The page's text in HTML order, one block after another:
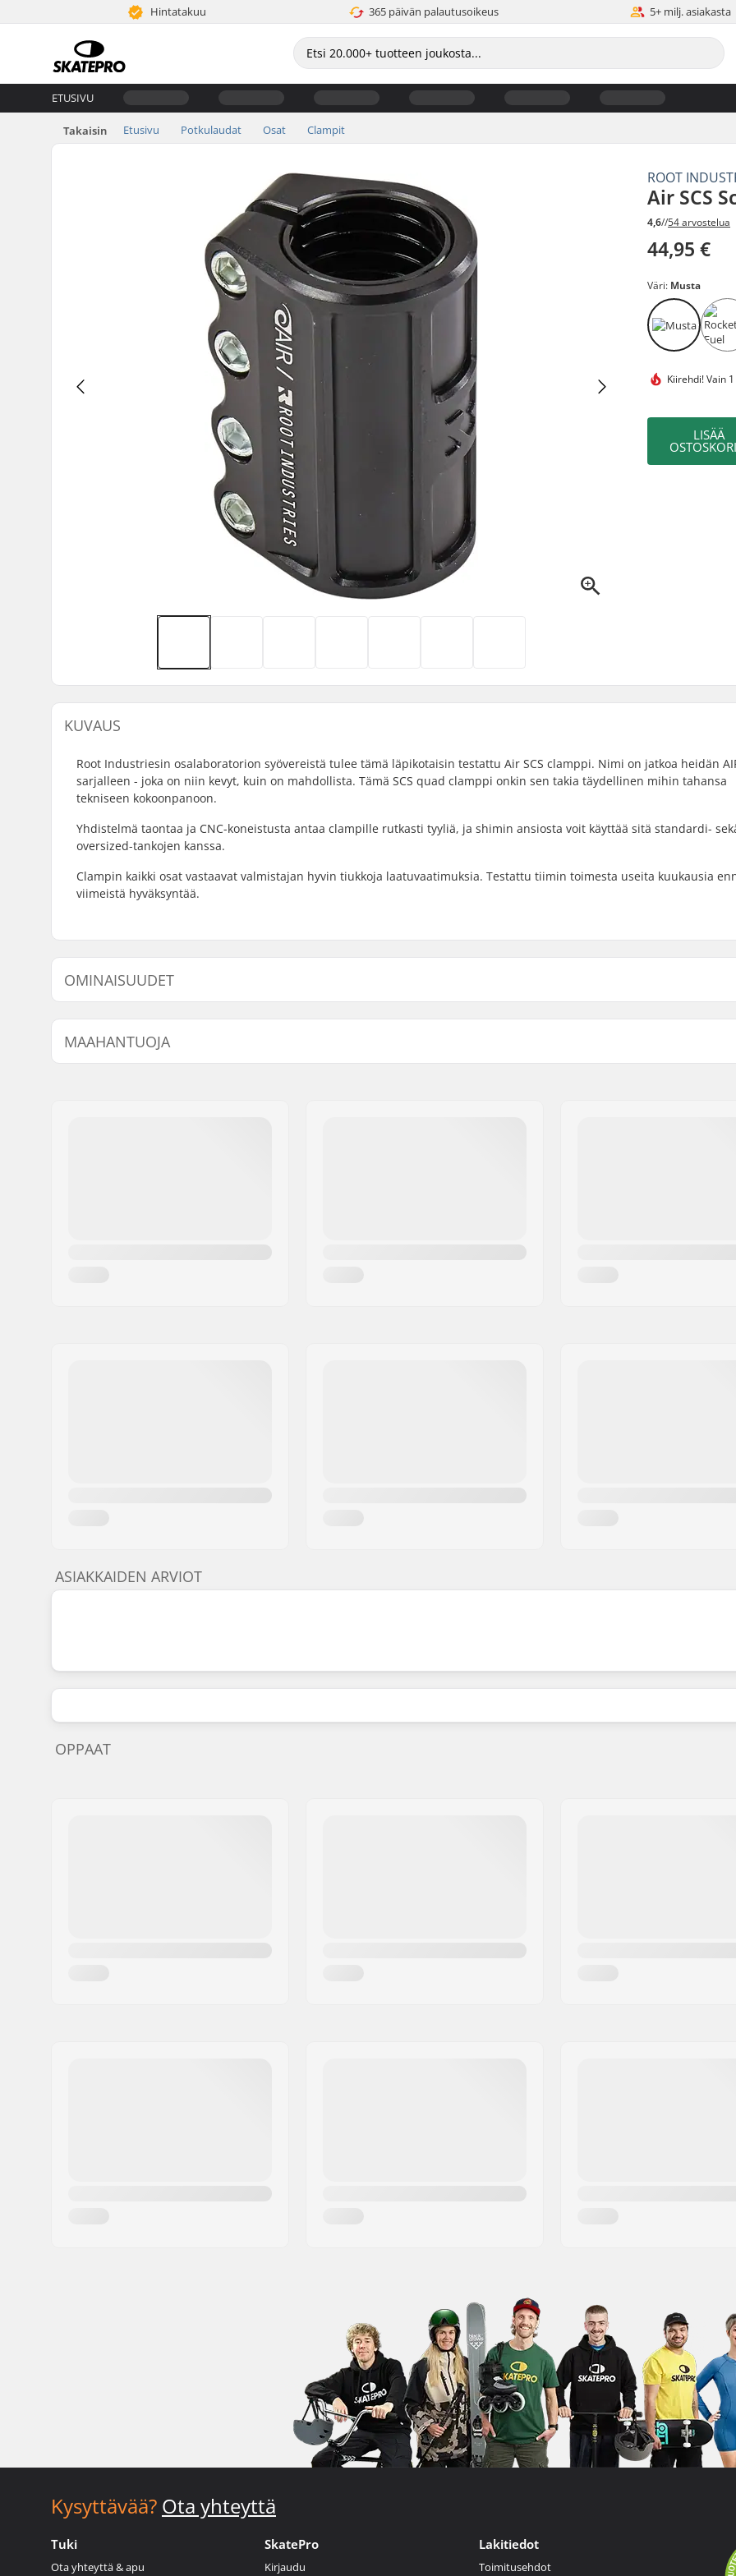
Hintatakuu 365 päivän palautusoikeus 5+ milj. asiakasta
ETUSIVU
Takaisin Etusivu Potkulaudat Osat Clampit
ROOT
Air SCS
4,6//54 arvostelua
44,95 €
Väri: Musta
Kiirehdi!Vain
LISÄÄ
KUVAUS
Root Industriesin osalaboratorion syövereistä tulee tämä läpikotaisin testattu Air SCS clamppi. Nimi on jatkoa heidän
sarjalleen - joka on niin kevyt, kuin on mahdollista. Tämä SCS quad clamppi onkin sen takia täydellinen mihin tahansa
tekniseen kokoonpanoon.
Yhdistelmä taontaa ja CNC-koneistusta antaa clampille rutkasti tyyliä, ja shimin ansiosta voit käyttää sitä standardi-
oversized-tankojen kanssa.
Clampin kaikki osat vastaavat valmistajan hyvin tiukkoja laatuvaatimuksia. Testattu tiimin toimesta useita kuukausia
viimeistä hyväksyntää.
OMINAISUUDET
Clampin sisähalkaisija:
32mm (Regular), 35mm (Oversized)
Clampin koko:
Shim:
Sisältyy
Käpymutteri:
Compression bolt
MAAHANTUOJA
ASIAKKAIDEN ARVIOT
OPPAAT
Kysyttävää? Ota yhteyttä
Tuki
Ota yhteyttä & apu
SkatePro
Kirjaudu
Lakitiedot
Toimitusehdot